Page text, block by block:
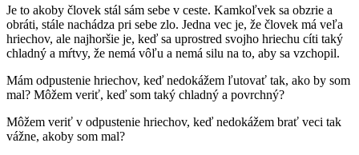
Je to akoby človek stál sám sebe v ceste. Kamkoľvek sa obzrie a
obráti, stále nachádza pri sebe zlo. Jedna vec je, že človek má veľa
hriechov, ale najhoršie je, keď sa uprostred svojho hriechu cíti taký
chladný a mŕtvy, že nemá vôľu a nemá silu na to, aby sa vzchopil.
Mám odpustenie hriechov, keď nedokážem ľutovať tak, ako by som
mal? Môžem veriť, keď som taký chladný a povrchný?
Môžem veriť v odpustenie hriechov, keď nedokážem brať veci tak
vážne, akoby som mal?